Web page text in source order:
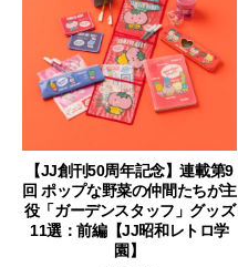
【JJ創刊50周年記念】連載第9
回 ポップな野菜の仲間たちが主
役「ガーデンスタッフ」グッズ
11選：前編【JJ昭和レトロ学
園】